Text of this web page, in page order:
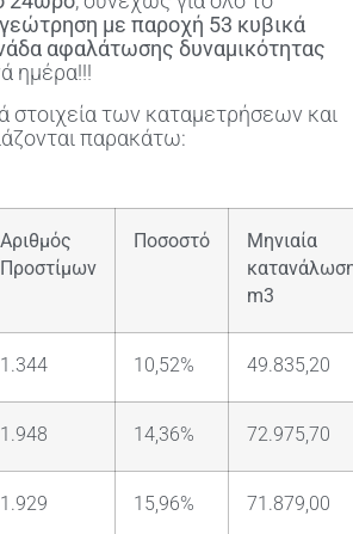
γεώτρηση με παροχή 53 κυβικά
αφαλάτωσης δυναμικότητας
ημέρα!!!
στοιχεία των καταμετρήσεων και
παρακάτω:
Αριθμός
Προστίμων
Ποσοστό
Μηνιαία
m3
1.344 10,52% 49.835,20
1.948 14,36% 72.975,70
1.929 15,96% 71.879,00